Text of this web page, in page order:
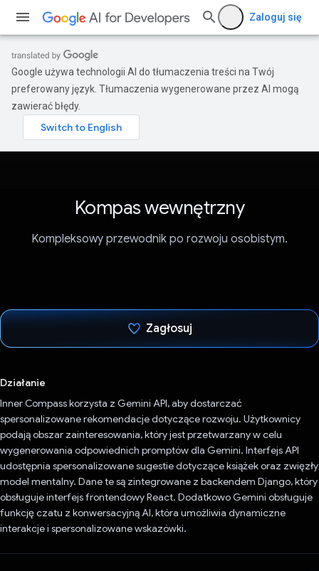
Zaloguj się
Google używa technologii AI do tłumaczenia treści na Twój
preferowany język. Tłumaczenia wygenerowane przez AI mogą
zawierać błędy.
Kompas wewnętrzny
Kompleksowy przewodnik po rozwoju osobistym.
Zagłosuj
Działanie
Inner Compass korzysta z Gemini API, aby dostarczać
spersonalizowane rekomendacje dotyczące rozwoju. Użytkownicy
podają obszar zainteresowania, który jest przetwarzany w celu
wygenerowania odpowiednich promptów dla Gemini. Interfejs API
udostępnia spersonalizowane sugestie dotyczące książek oraz zwięzły
model mentalny. Dane te są zintegrowane z backendem Django, który
obsługuje interfejs frontendowy React. Dodatkowo Gemini obsługuje
funkcję czatu z konwersacyjną AI, która umożliwia dynamiczne
interakcje i spersonalizowane wskazówki.